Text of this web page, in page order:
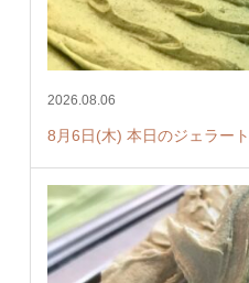
2026.08.06
8月6日(木) 本日のジェラー